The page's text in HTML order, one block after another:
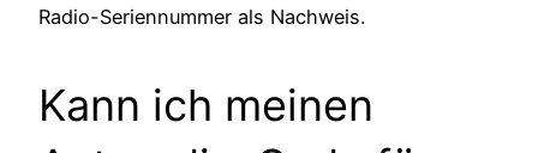
Radio-Seriennummer als Nachweis.
Kann ich meinen